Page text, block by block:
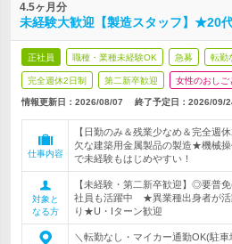
4.5ヶ月分
未経験大歓迎【製造スタッフ】★20
正社員 職種・業種未経験OK 急募 転勤
完全週休2日制 第二新卒歓迎 女性のおしご
情報更新日：2026/08/07 終了予定日： 2026/09/
仕事内容
【日勤のみ＆残業少なめ＆完全週
欠な建築用金属製品の製造★機械
で未経験もはじめやすい！
対象と
なる方
【未経験・第二新卒歓迎】◎要普
社員も活躍中 ★異業種出身者が
り★U・Iターン歓迎
＼転勤なし・マイカー通勤OK(駐